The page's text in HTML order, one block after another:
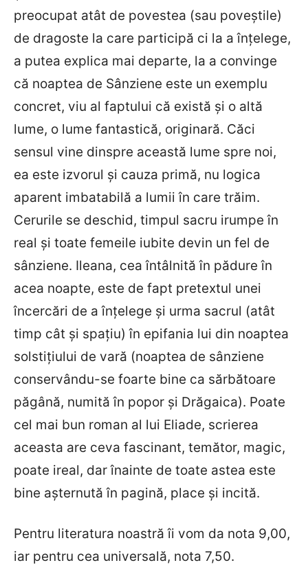
preocupat atât de povestea (sau poveștile)
de dragoste la care participă ci la a înțelege,
a putea explica mai departe, la a convinge
că noaptea de Sânziene este un exemplu
concret, viu al faptului că există și o altă
lume, o lume fantastică, originară. Căci
sensul vine dinspre această lume spre noi,
ea este izvorul și cauza primă, nu logica
aparent imbatabilă a lumii în care trăim.
Cerurile se deschid, timpul sacru irumpe în
real și toate femeile iubite devin un fel de
sânziene. Ileana, cea întâlnită în pădure în
acea noapte, este de fapt pretextul unei
încercări de a înțelege și urma sacrul (atât
timp cât și spațiu) în epifania lui din noaptea
solstițiului de vară (noaptea de sânziene
conservându-se foarte bine ca sărbătoare
păgână, numită în popor și Drăgaica). Poate
cel mai bun roman al lui Eliade, scrierea
aceasta are ceva fascinant, temător, magic,
poate ireal, dar înainte de toate astea este
bine așternută în pagină, place și incită.
Pentru literatura noastră îi vom da nota 9,00,
iar pentru cea universală, nota 7,50.